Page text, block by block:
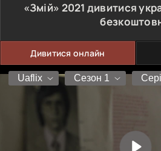
«Змій» 2021 дивитися
Дивитися онлайн